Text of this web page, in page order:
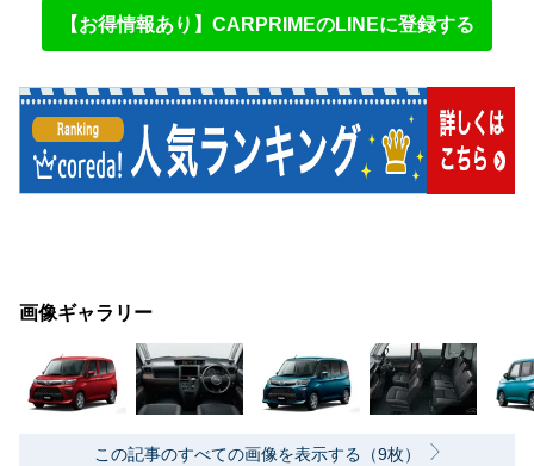
【お得情報あり】CARPRIMEのLINEに登録する
画像ギャラリー
この記事のすべての画像を表示する（9枚）